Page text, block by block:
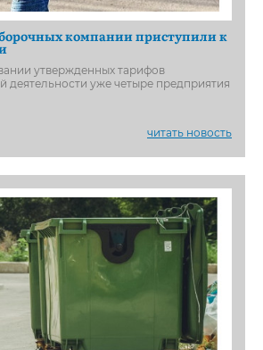
компании приступили к
утвержденных тарифов
деятельности уже четыре предприятия
читать новость